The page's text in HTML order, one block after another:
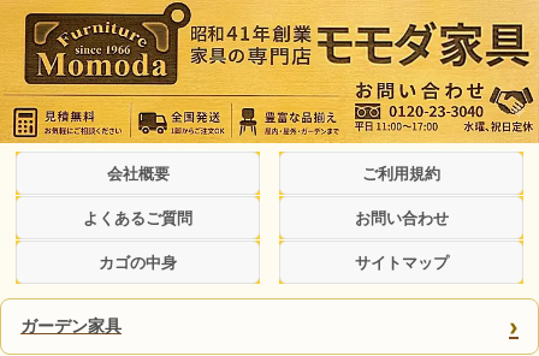
会社概要 ご利用規約
よくあるご質問 お問い合わせ
カゴの中身 サイトマップ
ガーデン家具 ›